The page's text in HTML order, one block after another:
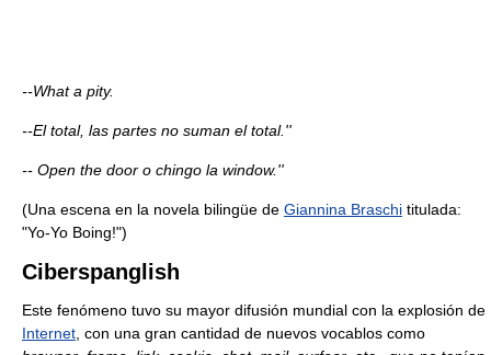
--What a pity.
--El total, las partes no suman el total.''
-- Open the door o chingo la window.''
(Una escena en la novela bilingüe de Giannina Braschi titulada:
"Yo-Yo Boing!")
Ciberspanglish
Este fenómeno tuvo su mayor difusión mundial con la explosión de
Internet , con una gran cantidad de nuevos vocablos como